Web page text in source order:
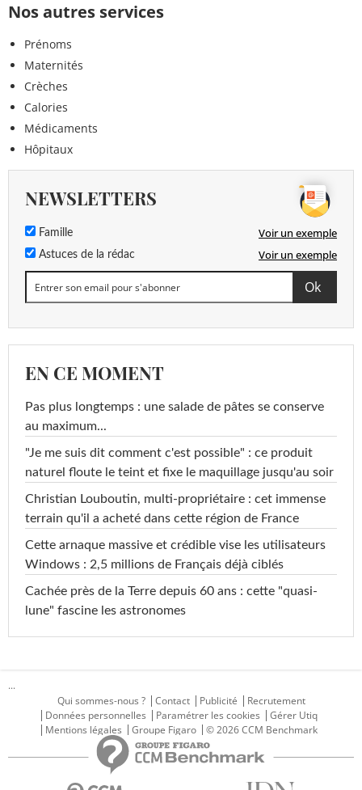
Nos autres services
Prénoms
Maternités
Crèches
Calories
Médicaments
Hôpitaux
NEWSLETTERS
Famille Voir un exemple
Astuces de la rédac Voir un exemple
EN CE MOMENT
Pas plus longtemps : une salade de pâtes se conserve
au maximum...
"Je me suis dit comment c'est possible" : ce produit
naturel floute le teint et fixe le maquillage jusqu'au soir
Christian Louboutin, multi-propriétaire : cet immense
terrain qu'il a acheté dans cette région de France
Cette arnaque massive et crédible vise les utilisateurs
Windows : 2,5 millions de Français déjà ciblés
Cachée près de la Terre depuis 60 ans : cette "quasi-
lune" fascine les astronomes
...
Qui sommes-nous ?
Contact Publicité
Recrutement
Données personnelles
Paramétrer les cookies
Gérer Utiq
Mentions légales
Groupe Figaro © 2026 CCM Benchmark